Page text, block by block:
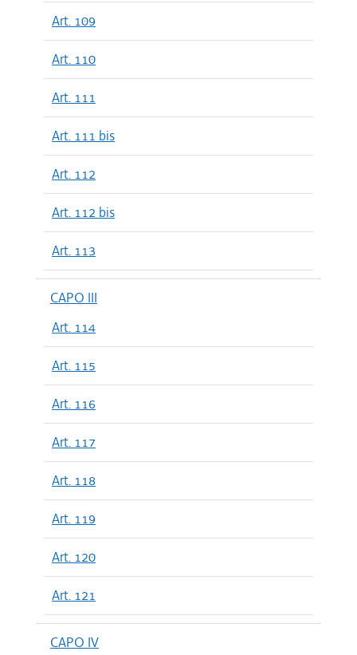
Art. 109
Art. 110
Art. 111
Art. 111 bis
Art. 112
Art. 112 bis
Art. 113
CAPO III
Art. 114
Art. 115
Art. 116
Art. 117
Art. 118
Art. 119
Art. 120
Art. 121
CAPO IV